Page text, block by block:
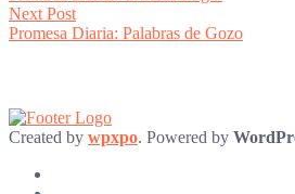
navigation
Next PostNext
post:
Promesa Diaria: Palabras de Gozo
Created by wpxpo. Powered by